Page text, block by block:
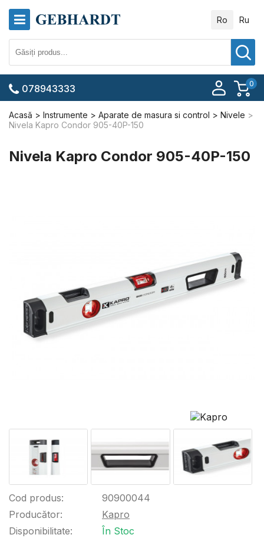
Ro Ru
0
078943333
Acasă Instrumente Aparate de masura si control
Nivele
Nivela Kapro Condor 905-40P-150
Nivela Kapro Condor 905-40P-150
Cod produs:
Producător:
Disponibilitate:
90900044
Kapro
În Stoc